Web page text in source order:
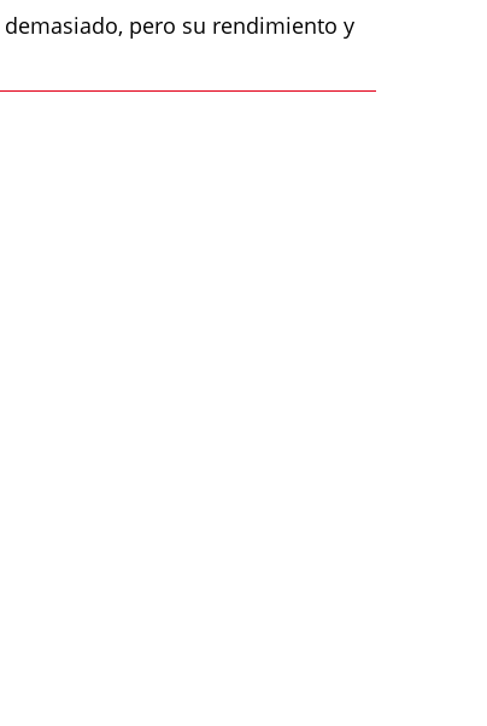
pero su rendimiento y